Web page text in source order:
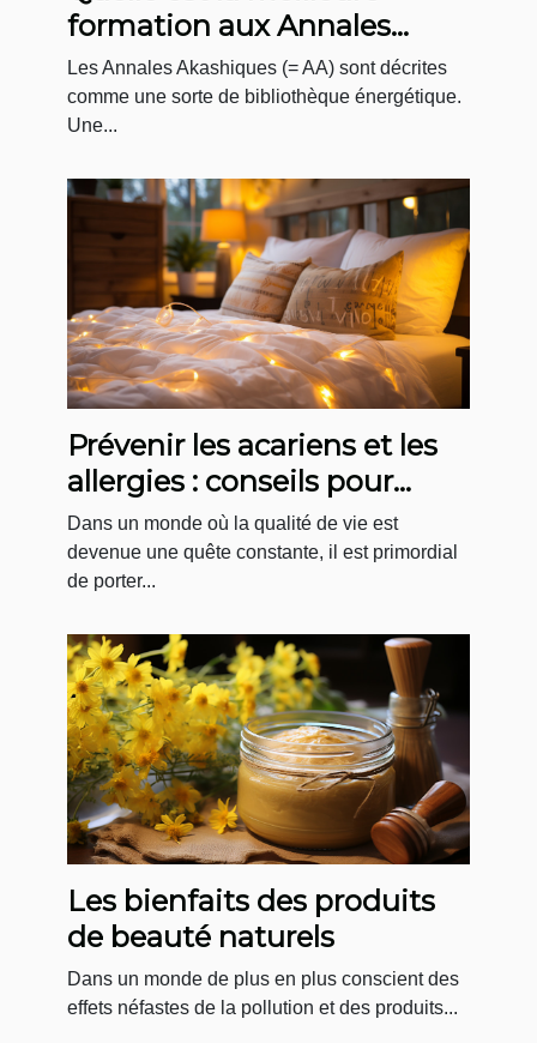
formation aux Annales
Akashiques ?
Les Annales Akashiques (= AA) sont décrites
comme une sorte de bibliothèque énergétique.
Une...
Prévenir les acariens et les
allergies : conseils pour
l'entretien régulier de votre
matelas
Dans un monde où la qualité de vie est
devenue une quête constante, il est primordial
de porter...
Les bienfaits des produits
de beauté naturels
Dans un monde de plus en plus conscient des
effets néfastes de la pollution et des produits...